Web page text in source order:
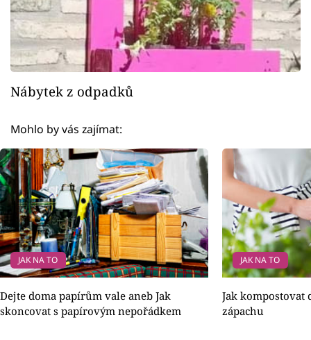
Nábytek z odpadků
Mohlo by vás zajímat:
JAK NA TO
Dejte doma papírům vale aneb Jak
skoncovat s papírovým nepořádkem
JAK NA TO
Jak kompostovat
zápachu